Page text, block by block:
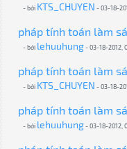
- bởi KTS_CHUYEN - 03-18-
pháp tính toán làm
- bởi lehuuhung- 03-18-2012,
pháp tính toán làm
- bởi KTS_CHUYEN - 03-18-
pháp tính toán làm
- bởi lehuuhung- 03-18-2012,